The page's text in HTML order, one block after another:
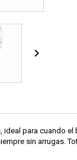

ideal para cuando
sin arrugas.